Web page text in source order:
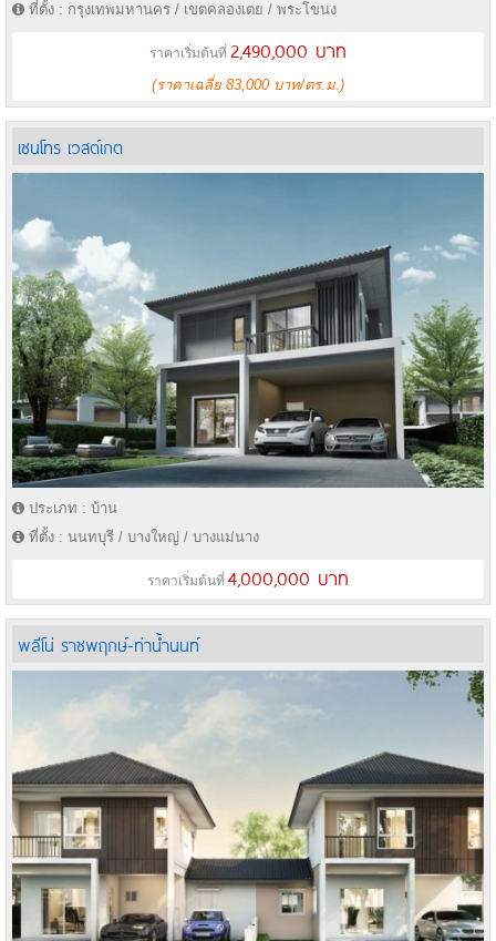
ที่ตั้ง : กรุงเทพมหานคร / เขตคลองเตย / พระโขนง
ราคาเริ่มต้นที่ 2,490,000 บาท
(ราคาเฉลี่ย 83,000 บาท/ตร.ม.)
เซนโทร เวสต์เกต
ประเภท : บ้าน
ที่ตั้ง : นนทบุรี / บางใหญ่ / บางแม่นาง
ราคาเริ่มต้นที่ 4,000,000 บาท
พลีโน่ ราชพฤกษ์-ท่าน้ำนนท์